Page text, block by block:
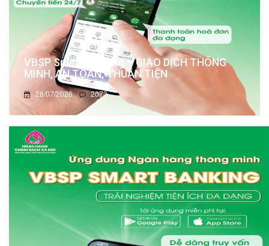
VBSP Smart Banking – GIAO DỊCH THÔNG
MINH, AN TOÀN, THUẬN TIỆN
28/07/2026 2073